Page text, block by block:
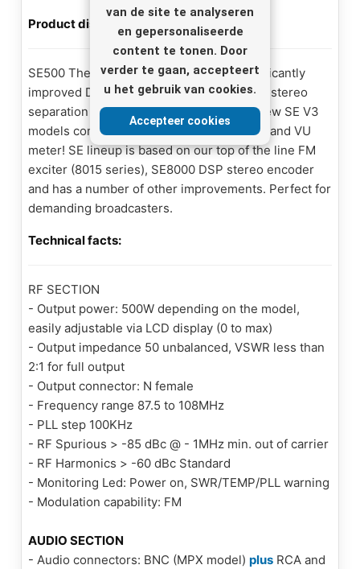
van de site te analyseren
en gepersonaliseerde
content te tonen. Door
verder te gaan, accepteert
u het gebruik van cookies.
Accepteer cookies
Product discription:
SE500 The new SE V3 series brings significantly
improved DSP software, V4 exciter, better stereo
separation and tighter MPX control. Our new SE V3
models come with large 4x16 LCD display and VU
meter! SE lineup is based on our top of the line FM
exciter (8015 series), SE8000 DSP stereo encoder
and has a number of other improvements. Perfect for
demanding broadcasters.
Technical facts:
RF SECTION
- Output power: 500W depending on the model,
easily adjustable via LCD display (0 to max)
- Output impedance 50 unbalanced, VSWR less than
2:1 for full output
- Output connector: N female
- Frequency range 87.5 to 108MHz
- PLL step 100KHz
- RF Spurious > -85 dBc @ - 1MHz min. out of carrier
- RF Harmonics > -60 dBc Standard
- Monitoring Led: Power on, SWR/TEMP/PLL warning
- Modulation capability: FM
AUDIO SECTION
- Audio connectors: BNC (MPX model) plus RCA and